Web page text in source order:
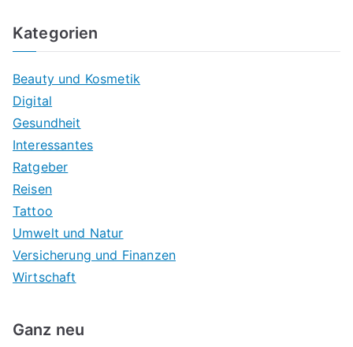
Kategorien
Beauty und Kosmetik
Digital
Gesundheit
Interessantes
Ratgeber
Reisen
Tattoo
Umwelt und Natur
Versicherung und Finanzen
Wirtschaft
Ganz neu